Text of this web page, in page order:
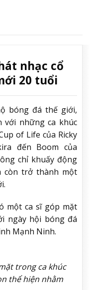
nhạc cổ
20 tuổi
bóng đá thế giới,
với những ca khúc
of Life của Ricky
đến Boom của
chỉ khuấy động
còn trở thành một
một ca sĩ góp mặt
ngày hội bóng đá
Mạnh Ninh.
trong ca khúc
thể hiện nhằm